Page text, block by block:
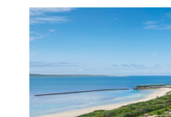
#注目のタグ
#SHOPPING ADDICT
#ESSENTIAL DESIGNS
#NEW VINTAGE #マ
#路地裏てぃーん。